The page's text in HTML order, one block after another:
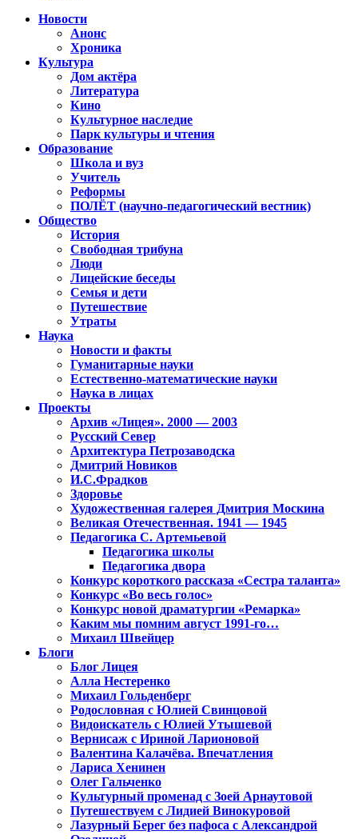
Новости
Анонс
Хроника
Культура
Дом актёра
Литература
Кино
Культурное наследие
Парк культуры и чтения
Образование
Школа и вуз
Учитель
Реформы
ПОЛЁТ (научно-педагогический вестник)
Общество
История
Свободная трибуна
Люди
Лицейские беседы
Семья и дети
Путешествие
Утраты
Наука
Новости и факты
Гуманитарные науки
Естественно-математические науки
Наука в лицах
Проекты
Архив «Лицея». 2000 — 2003
Русский Север
Архитектура Петрозаводска
Дмитрий Новиков
И.С.Фрадков
Здоровье
Художественная галерея Дмитрия Москина
Великая Отечественная. 1941 — 1945
Педагогика С. Артемьевой
Педагогика школы
Педагогика двора
Конкурс короткого рассказа «Сестра таланта»
Конкурс «Во весь голос»
Конкурс новой драматургии «Ремарка»
Каким мы помним август 1991-го…
Михаил Швейцер
Блоги
Блог Лицея
Алла Нестеренко
Михаил Гольденберг
Родословная с Юлией Свинцовой
Видоискатель с Юлией Утышевой
Вернисаж с Ириной Ларионовой
Валентина Калачёва. Впечатления
Лариса Хенинен
Олег Гальченко
Культурный променад с Зоей Арнаутовой
Путешествуем с Лидией Винокуровой
Лазурный Берег без пафоса с Александрой